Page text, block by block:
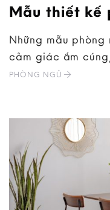
Mẫu thiết kế
Những mẫu
cảm giác ấm
PHÒNG NGỦ